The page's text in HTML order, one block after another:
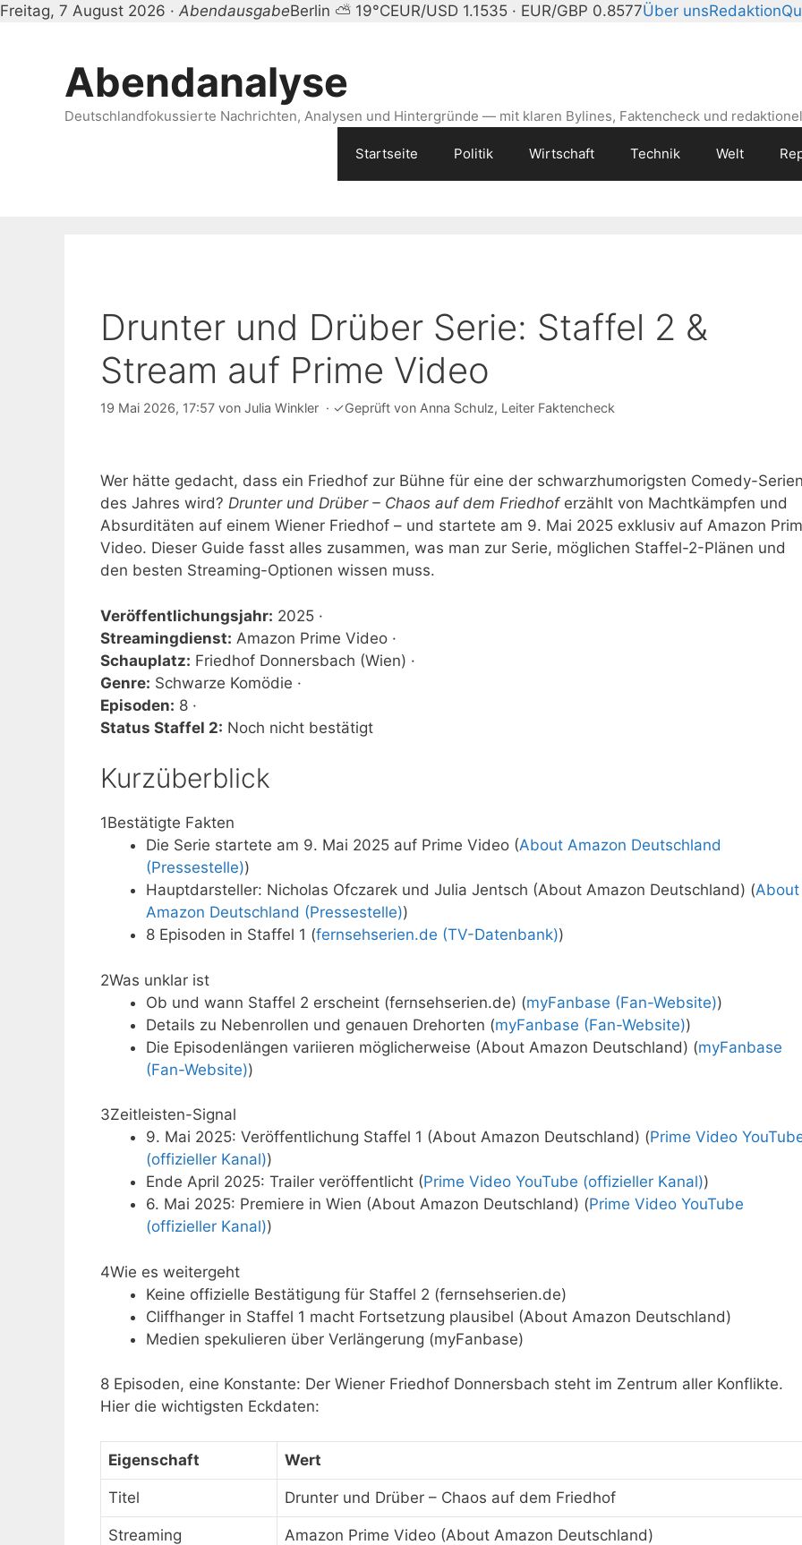
Freitag, 7 August 2026 · AbendausgabeBerlin ⛅ 19°CEUR/USD 1.1535 · EUR/GBP 0.8577Über unsRedaktion
Abendanalyse
Deutschlandfokussierte Nachrichten, Analysen und Hintergründe — mit klaren Bylines, Faktencheck und
Startseite Politik Wirtschaft Technik Welt
Drunter und Drüber Serie: Staffel 2 &
Stream auf Prime Video
19 Mai 2026, 17:57 von Julia Winkler · ✓Geprüft von Anna Schulz, Leiter Faktencheck
Wer hätte gedacht, dass ein Friedhof zur Bühne für eine der schwarzhumorigsten Comedy-
des Jahres wird? Drunter und Drüber – Chaos auf dem Friedhoferzählt von Machtkämpfen und
Absurditäten auf einem Wiener Friedhof – und startete am 9. Mai 2025 exklusiv auf Amazon
Video. Dieser Guide fasst alles zusammen, was man zur Serie, möglichen Staffel-2-Plänen und
den besten Streaming-Optionen wissen muss.
Veröffentlichungsjahr: 2025 ·
Streamingdienst: Amazon Prime Video ·
Schauplatz: Friedhof Donnersbach (Wien) ·
Genre: Schwarze Komödie ·
Episoden: 8 ·
Status Staffel 2: Noch nicht bestätigt
Kurzüberblick
1Bestätigte Fakten
Die Serie startete am 9. Mai 2025 auf Prime Video (About Amazon Deutschland
(Pressestelle))
Hauptdarsteller: Nicholas Ofczarek und Julia Jentsch (About Amazon Deutschland) (About
Amazon Deutschland (Pressestelle))
8 Episoden in Staffel 1 (fernsehserien.de (TV-Datenbank))
2Was unklar ist
Ob und wann Staffel 2 erscheint (fernsehserien.de) (myFanbase (Fan-Website))
Details zu Nebenrollen und genauen Drehorten (myFanbase (Fan-Website))
Die Episodenlängen variieren möglicherweise (About Amazon Deutschland) (myFanbase
(Fan-Website))
3Zeitleisten-Signal
9. Mai 2025: Veröffentlichung Staffel 1 (About Amazon Deutschland) (Prime Video
(offizieller Kanal))
Ende April 2025: Trailer veröffentlicht (Prime Video YouTube (offizieller Kanal))
6. Mai 2025: Premiere in Wien (About Amazon Deutschland) (Prime Video YouTube
(offizieller Kanal))
4Wie es weitergeht
Keine offizielle Bestätigung für Staffel 2 (fernsehserien.de)
Cliffhanger in Staffel 1 macht Fortsetzung plausibel (About Amazon Deutschland)
Medien spekulieren über Verlängerung (myFanbase)
8 Episoden, eine Konstante: Der Wiener Friedhof Donnersbach steht im Zentrum aller Konflikte.
Hier die wichtigsten Eckdaten:
Eigenschaft Wert
Titel Drunter und Drüber – Chaos auf dem Friedhof
Streaming Amazon Prime Video (About Amazon Deutschland)